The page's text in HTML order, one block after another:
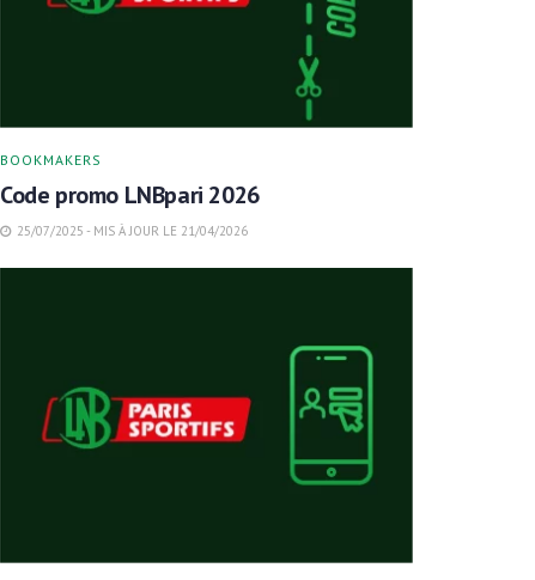
BOOKMAKERS
Code promo LNBpari 2026
25/07/2025 - MIS À JOUR LE 21/04/2026